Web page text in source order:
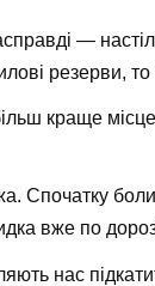
—
резерви,
краще
вже по
нас